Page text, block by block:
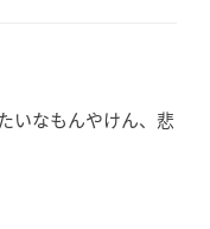
いなもんやけん、悲